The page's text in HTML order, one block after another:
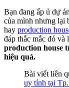
Bạn đang ấp ủ dự án
của mình nhưng lại
hay production
đáp thắc mắc đó và
production house
hiệu quả.
Bài viết liên
uy tính tại